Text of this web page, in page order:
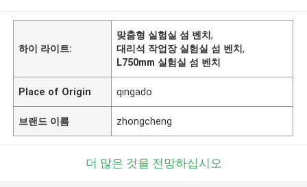
하이 라이트:
맞춤형 실험실 섬 벤치,
대리석 작업장 실험실 섬 벤치,
L750mm 실험실 섬 벤치
Place of Origin qingado
브랜드 이름 zhongcheng
더 많은 것을 전망하십시오